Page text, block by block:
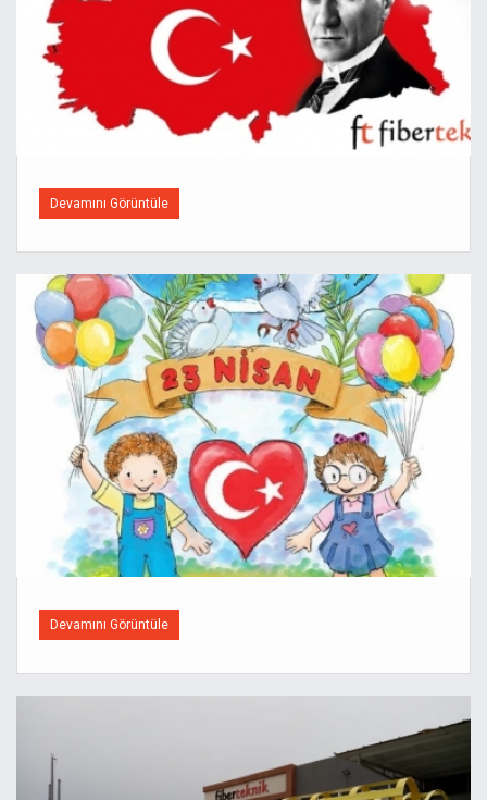
Devamını Görüntüle
Devamını Görüntüle